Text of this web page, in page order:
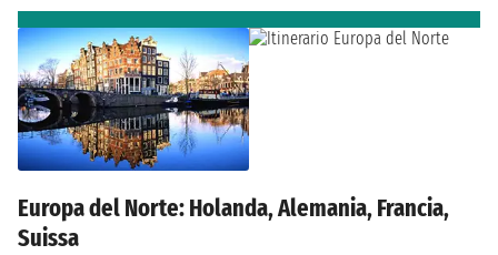
Europa del Norte: Holanda, Alemania, Francia,
Suissa